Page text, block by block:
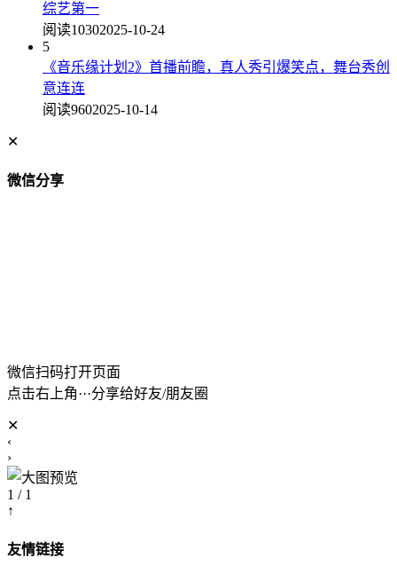
综艺第一
阅读10302025-10-24
5
《音乐缘计划2》首播前瞻，真人秀引爆笑点，舞台秀创
意连连
阅读9602025-10-14
✕
微信分享
微信扫码打开页面
点击右上角···分享给好友/朋友圈
✕
‹
›
1 / 1
↑
友情链接